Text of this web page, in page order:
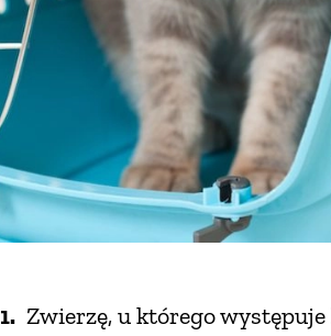
1.Zwierzę, u którego występuje